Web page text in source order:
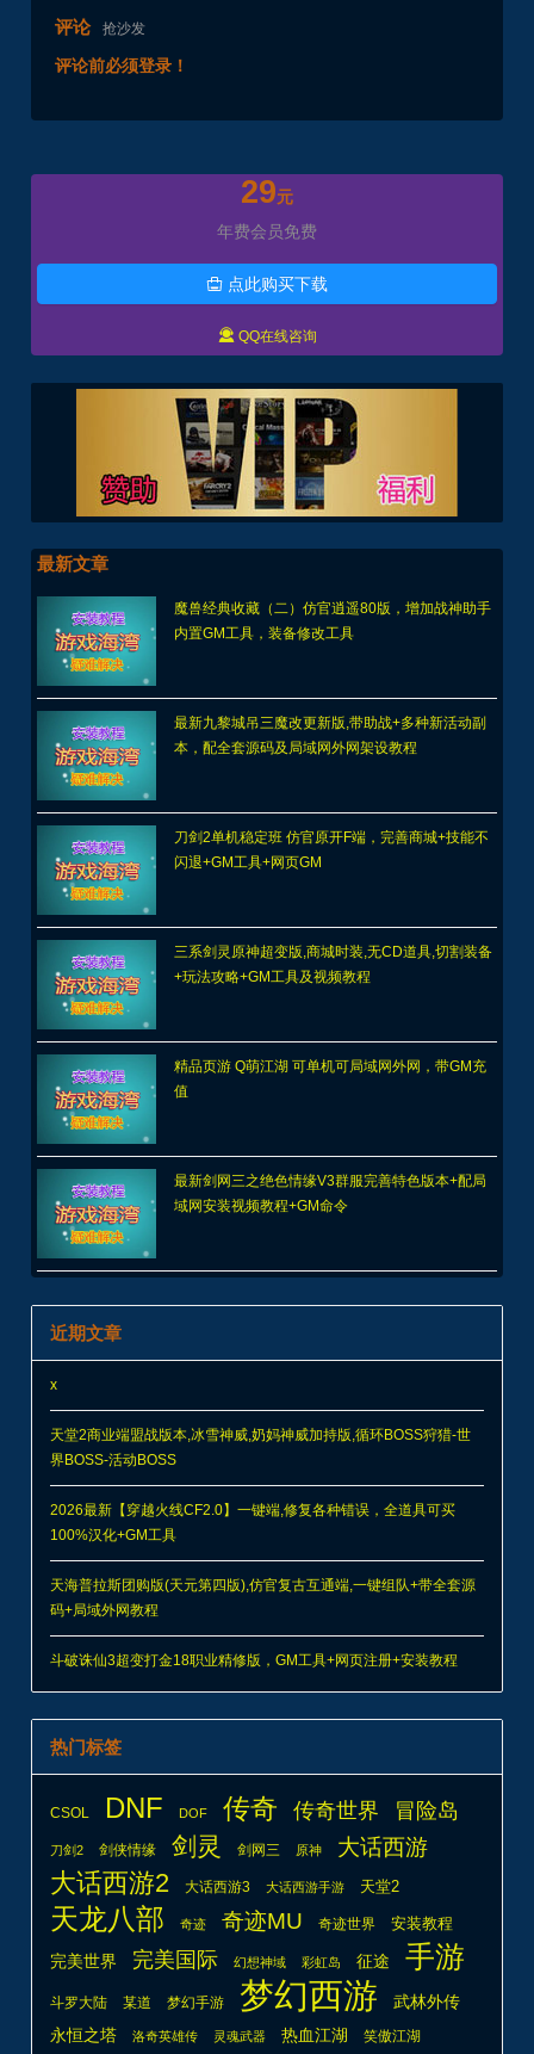
评论 抢沙发
评论前必须登录！
29元
年费会员免费
 点此购买下载
 QQ在线咨询
最新文章
魔兽经典收藏（二）仿官逍遥80版，增加战神助手
内置GM工具，装备修改工具
最新九黎城吊三魔改更新版,带助战+多种新活动副
本，配全套源码及局域网外网架设教程
刀剑2单机稳定班 仿官原开F端，完善商城+技能不
闪退+GM工具+网页GM
三系剑灵原神超变版,商城时装,无CD道具,切割装备
+玩法攻略+GM工具及视频教程
精品页游 Q萌江湖 可单机可局域网外网，带GM充
值
最新剑网三之绝色情缘V3群服完善特色版本+配局
域网安装视频教程+GM命令
近期文章
x
天堂2商业端盟战版本,冰雪神威,奶妈神威加持版,循环BOSS狩猎-世
界BOSS-活动BOSS
2026最新【穿越火线CF2.0】一键端,修复各种错误，全道具可买
100%汉化+GM工具
天海普拉斯团购版(天元第四版),仿官复古互通端,一键组队+带全套源
码+局域外网教程
斗破诛仙3超变打金18职业精修版，GM工具+网页注册+安装教程
热门标签
CSOL DNF DOF 传奇 传奇世界 冒险岛
刀剑2 剑侠情缘 剑灵 剑网三 原神 大话西游
大话西游2 大话西游3 大话西游手游 天堂2
天龙八部 奇迹 奇迹MU 奇迹世界 安装教程
完美世界 完美国际 幻想神域 彩虹岛 征途 手游
斗罗大陆 某道 梦幻手游 梦幻西游
武林外传
永恒之塔
洛奇英雄传 灵魂武器 热血江湖 笑傲江湖